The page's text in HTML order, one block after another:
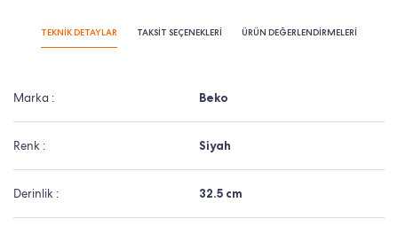
TEKNİK DETAYLAR TAKSİT SEÇENEKLERİ ÜRÜN DEĞERLENDİRMELERİ
Marka : Beko
Renk : Siyah
Derinlik : 32.5 cm